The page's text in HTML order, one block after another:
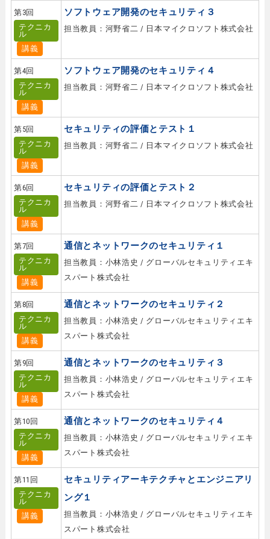
第3回
テクニカ
ル
講義
ソフトウェア開発のセキュリティ３
担当教員：河野省二 / 日本マイクロソフト株式会社
第4回
テクニカ
ル
講義
ソフトウェア開発のセキュリティ４
担当教員：河野省二 / 日本マイクロソフト株式会社
第5回
テクニカ
ル
講義
セキュリティの評価とテスト１
担当教員：河野省二 / 日本マイクロソフト株式会社
第6回
テクニカ
ル
講義
セキュリティの評価とテスト２
担当教員：河野省二 / 日本マイクロソフト株式会社
第7回
テクニカ
ル
講義
通信とネットワークのセキュリティ１
担当教員：小林浩史 / グローバルセキュリティエキ
スパート株式会社
第8回
テクニカ
ル
講義
通信とネットワークのセキュリティ２
担当教員：小林浩史 / グローバルセキュリティエキ
スパート株式会社
第9回
テクニカ
ル
講義
通信とネットワークのセキュリティ３
担当教員：小林浩史 / グローバルセキュリティエキ
スパート株式会社
第10回
テクニカ
ル
講義
通信とネットワークのセキュリティ４
担当教員：小林浩史 / グローバルセキュリティエキ
スパート株式会社
第11回
テクニカ
ル
講義
セキュリティアーキテクチャとエンジニアリ
ング１
担当教員：小林浩史 / グローバルセキュリティエキ
スパート株式会社